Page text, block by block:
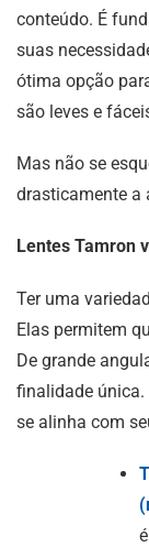
conteúdo. É
suas
ótima opção
são leves e
Mas não se
drasticamente a
Lentes Tamron
Ter uma
Elas permitem
De grande
finalidade única.
se alinha com